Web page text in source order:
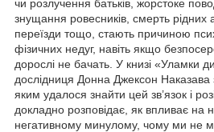
чи розлучення батьків, жорстоке
знущання ровесників, смерть рідних
переїзди тощо, стають причиною
фізичних недуг, навіть якщо
дорослі не бачать. У книзі «Уламки
дослідниця Донна Джексон Наказава
яким удалося знайти цей зв’язок і
докладно розповідає, як впливає на
негативному минулому, чому ми не